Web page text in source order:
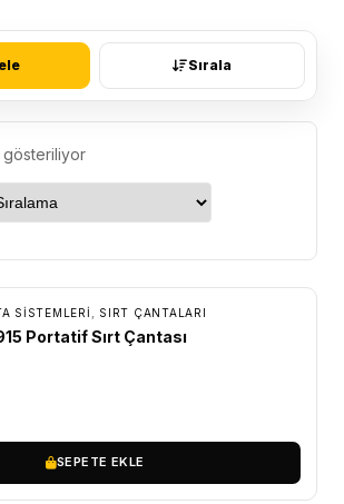
Sırala
SISTEMLERI SIRT ÇANTALARI
Portatif Sırt Çantası
SEPETE EKLE